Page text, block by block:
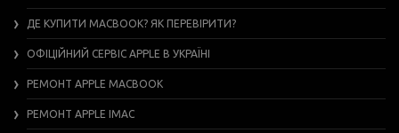
ДЕ КУПИТИ MACBOOK? ЯК ПЕРЕВІРИТИ?
ОФІЦІЙНИЙ СЕРВІС APPLE В УКРАЇНІ
РЕМОНТ APPLE MACBOOK
РЕМОНТ APPLE IMAC